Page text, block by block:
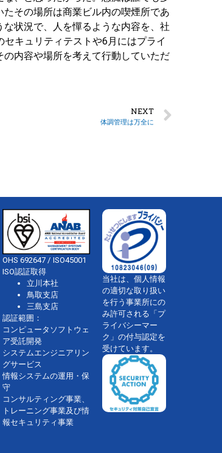
その場所は商業ビル内の喫煙所であ
状況で、人を憚るような内容を、社
キュリティテストや6月にはプライ
内容や場所を考えて行動していただ
NEXT
体調管理は万全に
OHS 692647 / ISO45001
ISO認証取得
立川本社
鳥取支店
三島支店
認証範囲：
コンピュータソフトウェ
ア受託開発
システムエンジニアリン
グサービス
情報システムの運用・保
守
コンサルティング事業、
トレーニング事業及び情
報セキュリティ事業
当社は、個人情報
の適切な取り扱い
を行う事業所にの
み許可される「プ
ライバシーマー
ク」の付与認定を
受けています。